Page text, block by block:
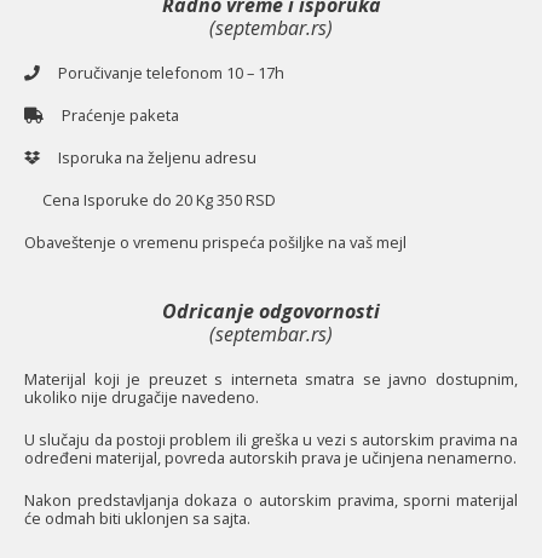
(septembar.rs)
Poručivanje telefonom 10 – 17h
Praćenje paketa
Isporuka na željenu adresu
Cena Isporuke do 20 Kg 350 RSD
Obaveštenje o vremenu prispeća pošiljke na vaš mejl
Odricanje odgovornosti
(septembar.rs)
Materijal koji je preuzet s interneta smatra se javno dostupnim,
ukoliko nije drugačije navedeno.
U slučaju da postoji problem ili greška u vezi s autorskim pravima na
određeni materijal, povreda autorskih prava je učinjena nenamerno.
Nakon predstavljanja dokaza o autorskim pravima, sporni materijal
će odmah biti uklonjen sa sajta.